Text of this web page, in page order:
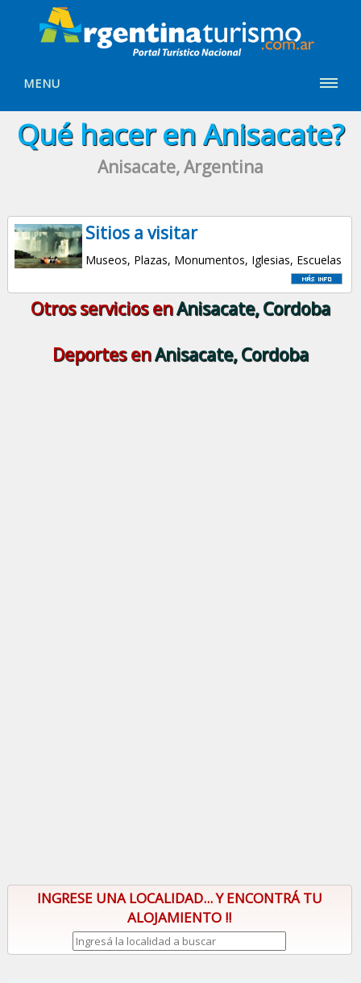
MENU
Qué hacer en Anisacate?
Anisacate, Argentina
Sitios a visitar
Museos, Plazas, Monumentos, Iglesias, Escuelas
Otros servicios enAnisacate, Cordoba
Deportes enAnisacate, Cordoba
INGRESE UNA LOCALIDAD... Y ENCONTRÁ TU
ALOJAMIENTO !!